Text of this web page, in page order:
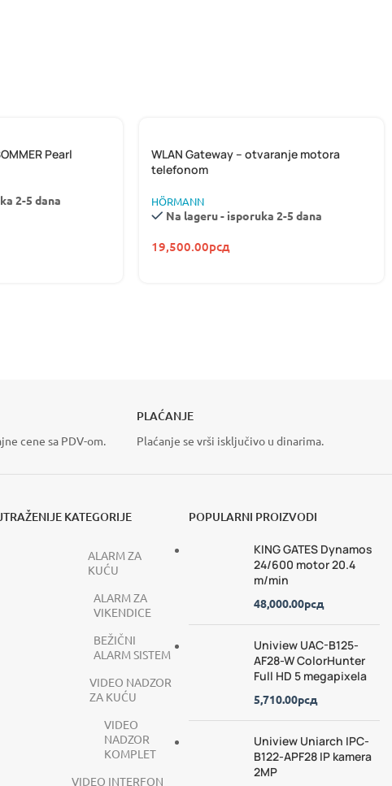
Pearl
2-5 dana
WLAN Gateway – otvaranje motora
telefonom
HÖRMANN
Na lageru - isporuka 2-5 dana
19,500.00рсд
više
VIDI VIŠE
cene sa PDV-om.
PLAĆANJE
Plaćanje se vrši isključivo u dinarima.
KATEGORIJE
ALARM ZA
KUĆU
ALARM ZA
VIKENDICE
BEŽIČNI
ALARM SISTEM
VIDEO NADZOR
ZA KUĆU
VIDEO
NADZOR
KOMPLET
VIDEO INTERFON
POPULARNI PROIZVODI
KING GATES Dynamos
24/600 motor 20.4
m/min
48,000.00рсд
Uniview UAC-B125-
AF28-W ColorHunter
Full HD 5 megapixela
5,710.00рсд
Uniview Uniarch IPC-
B122-APF28 IP kamera
2MP